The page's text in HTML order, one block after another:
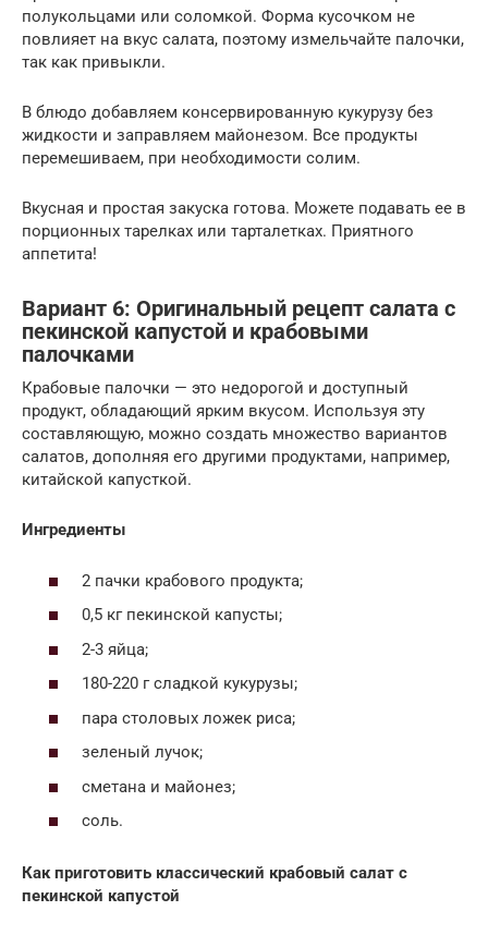
полукольцами или соломкой. Форма кусочком не
повлияет на вкус салата, поэтому измельчайте палочки,
так как привыкли.
В блюдо добавляем консервированную кукурузу без
жидкости и заправляем майонезом. Все продукты
перемешиваем, при необходимости солим.
Вкусная и простая закуска готова. Можете подавать ее в
порционных тарелках или тарталетках. Приятного
аппетита!
Вариант 6: Оригинальный рецепт салата с
пекинской капустой и крабовыми
палочками
Крабовые палочки — это недорогой и доступный
продукт, обладающий ярким вкусом. Используя эту
составляющую, можно создать множество вариантов
салатов, дополняя его другими продуктами, например,
китайской капусткой.
Ингредиенты
2 пачки крабового продукта;
0,5 кг пекинской капусты;
2-3 яйца;
180-220 г сладкой кукурузы;
пара столовых ложек риса;
зеленый лучок;
сметана и майонез;
соль.
Как приготовить классический крабовый салат с
пекинской капустой